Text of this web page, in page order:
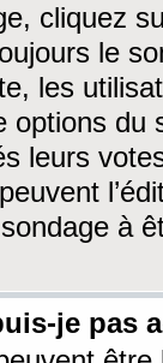
cliquez
le
les
options du
leurs
à
je pas